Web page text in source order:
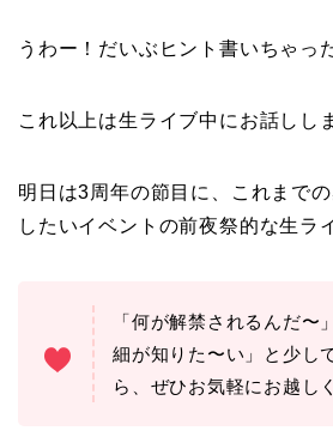
うわー！だいぶヒント書いちゃっ
これ以上は生ライブ中にお話しし
明日は3周年の節目に、これまで
したいイベントの前夜祭的な生ラ
「何が解禁されるんだ〜
細が知りた〜い」と少し
ら、ぜひお気軽にお越し